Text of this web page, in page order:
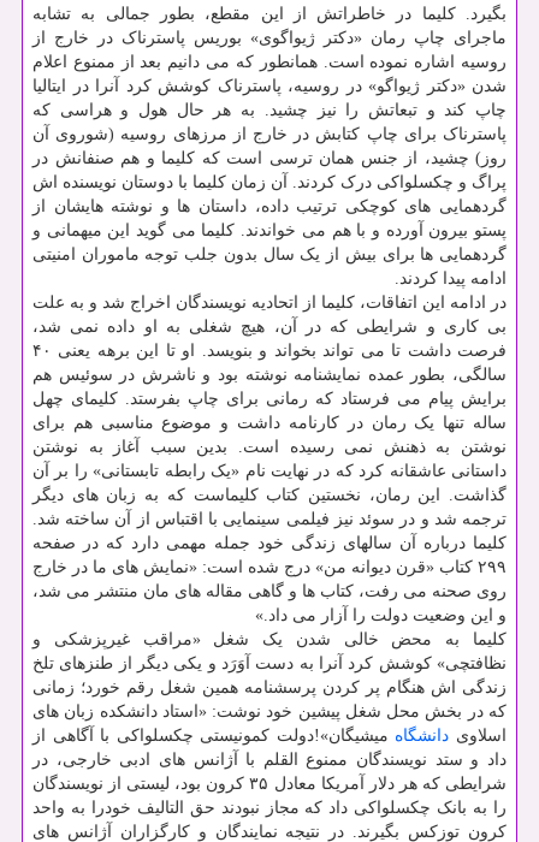
بگیرد. کلیما در خاطراتش از این مقطع، بطور جمالی به تشابه
ماجرای چاپ رمان «دکتر ژیواگوی» بوریس پاسترناک در خارج از
روسیه اشاره نموده است. همانطور که می دانیم بعد از ممنوع اعلام
شدن «دکتر ژیواگو» در روسیه، پاسترناک کوشش کرد آنرا در ایتالیا
چاپ کند و تبعاتش را نیز چشید. به هر حال هول و هراسی که
پاسترناک برای چاپ کتابش در خارج از مرزهای روسیه (شوروی آن
روز) چشید، از جنس همان ترسی است که کلیما و هم صنفانش در
پراگ و چکسلواکی درک کردند. آن زمان کلیما با دوستان نویسنده اش
گردهمایی های کوچکی ترتیب داده، داستان ها و نوشته هایشان از
پستو بیرون آورده و با هم می خواندند. کلیما می گوید این میهمانی و
گردهمایی ها برای بیش از یک سال بدون جلب توجه ماموران امنیتی
ادامه پیدا کردند.
در ادامه این اتفاقات، کلیما از اتحادیه نویسندگان اخراج شد و به علت
بی کاری و شرایطی که در آن، هیچ شغلی به او داده نمی شد،
فرصت داشت تا می تواند بخواند و بنویسد. او تا این برهه یعنی ۴۰
سالگی، بطور عمده نمایشنامه نوشته بود و ناشرش در سوئیس هم
برایش پیام می فرستاد که رمانی برای چاپ بفرستد. کلیمای چهل
ساله تنها یک رمان در کارنامه داشت و موضوع مناسبی هم برای
نوشتن به ذهنش نمی رسیده است. بدین سبب آغاز به نوشتن
داستانی عاشقانه کرد که در نهایت نام «یک رابطه تابستانی» را بر آن
گذاشت. این رمان، نخستین کتاب کلیماست که به زبان های دیگر
ترجمه شد و در سوئد نیز فیلمی سینمایی با اقتباس از آن ساخته شد.
کلیما درباره آن سالهای زندگی خود جمله مهمی دارد که در صفحه
۲۹۹ کتاب «قرن دیوانه من» درج شده است: «نمایش های ما در خارج
روی صحنه می رفت، کتاب ها و گاهی مقاله های مان منتشر می شد،
و این وضعیت دولت را آزار می داد.»
کلیما به محض خالی شدن یک شغل «مراقب غیرپزشکی و
نظافتچی» کوشش کرد آنرا به دست آوَرَد و یکی دیگر از طنزهای تلخ
زندگی اش هنگام پر کردن پرسشنامه همین شغل رقم خورد؛ زمانی
که در بخش محل شغل پیشین خود نوشت: «استاد دانشکده زبان های
اسلاوی دانشگاه میشیگان»!دولت کمونیستی چکسلواکی با آگاهی از
داد و ستد نویسندگان ممنوع القلم با آژانس های ادبی خارجی، در
شرایطی که هر دلار آمریکا معادل ۳۵ کرون بود، لیستی از نویسندگان
را به بانک چکسلواکی داد که مجاز نبودند حق التالیف خودرا به واحد
کرون توزکس بگیرند. در نتیجه نمایندگان و کارگزاران آژانس های